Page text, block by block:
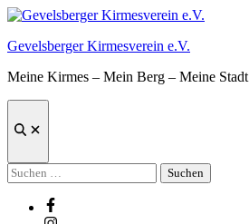
Zum
springen
Gevelsberger Kirmesverein e.V.
Meine Kirmes – Mein Berg – Meine Stadt
Suche
Suchen
nach:
Facebook